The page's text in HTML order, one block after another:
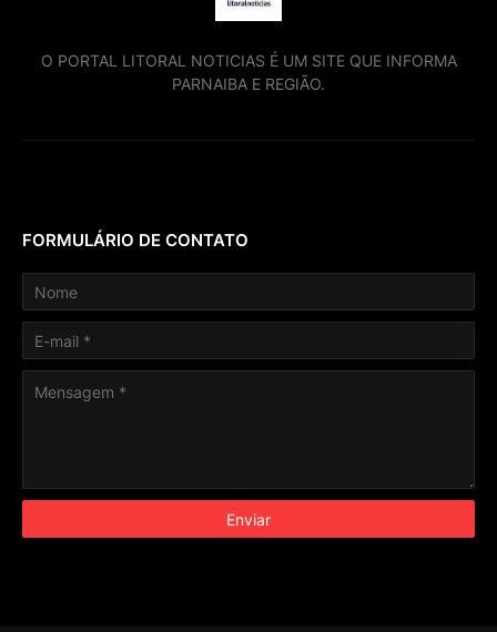
O PORTAL LITORAL NOTICIAS É UM SITE QUE INFORMA
PARNAIBA E REGIÃO.
FORMULÁRIO DE CONTATO